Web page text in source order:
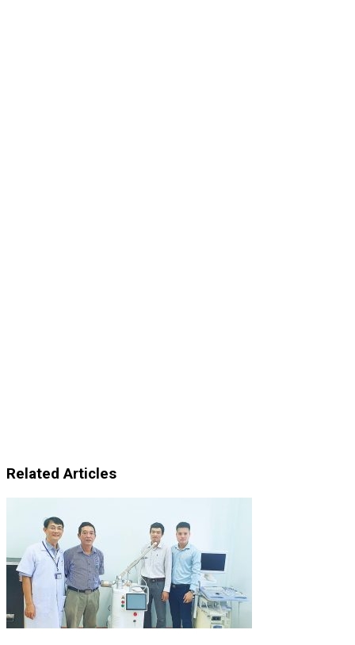
Related Articles